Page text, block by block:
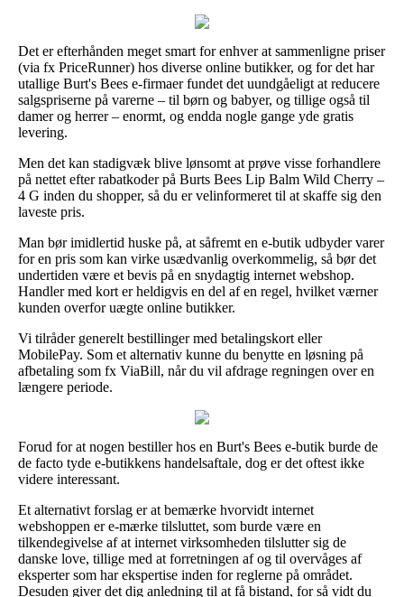
Det er efterhånden meget smart for enhver at sammenligne priser
(via fx PriceRunner) hos diverse online butikker, og for det har
utallige Burt's Bees e-firmaer fundet det uundgåeligt at reducere
salgspriserne på varerne – til børn og babyer, og tillige også til
damer og herrer – enormt, og endda nogle gange yde gratis
levering.
Men det kan stadigvæk blive lønsomt at prøve visse forhandlere
på nettet efter rabatkoder på Burts Bees Lip Balm Wild Cherry –
4 G inden du shopper, så du er velinformeret til at skaffe sig den
laveste pris.
Man bør imidlertid huske på, at såfremt en e-butik udbyder varer
for en pris som kan virke usædvanlig overkommelig, så bør det
undertiden være et bevis på en snydagtig internet webshop.
Handler med kort er heldigvis en del af en regel, hvilket værner
kunden overfor uægte online butikker.
Vi tilråder generelt bestillinger med betalingskort eller
MobilePay. Som et alternativ kunne du benytte en løsning på
afbetaling som fx ViaBill, når du vil afdrage regningen over en
længere periode.
Forud for at nogen bestiller hos en Burt's Bees e-butik burde de
de facto tyde e-butikkens handelsaftale, dog er det oftest ikke
videre interessant.
Et alternativt forslag er at bemærke hvorvidt internet
webshoppen er e-mærke tilsluttet, som burde være en
tilkendegivelse af at internet virksomheden tilslutter sig de
danske love, tillige med at forretningen af og til overvåges af
eksperter som har ekspertise inden for reglerne på området.
Desuden giver det dig anledning til at få bistand, for så vidt du